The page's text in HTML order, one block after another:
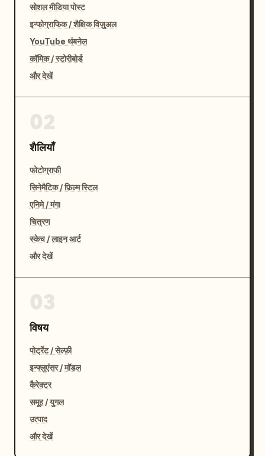
सोशल मीडिया पोस्ट
इन्फोग्राफिक / शैक्षिक विज़ुअल
YouTube थंबनेल
कॉमिक / स्टोरीबोर्ड
और देखें
शैलियाँ
फोटोग्राफी
सिनेमैटिक / फ़िल्म स्टिल
एनिमे / मंगा
चित्रण
स्केच / लाइन आर्ट
और देखें
विषय
पोर्ट्रेट / सेल्फ़ी
इन्फ्लुएंसर / मॉडल
कैरेक्टर
समूह / युगल
उत्पाद
और देखें